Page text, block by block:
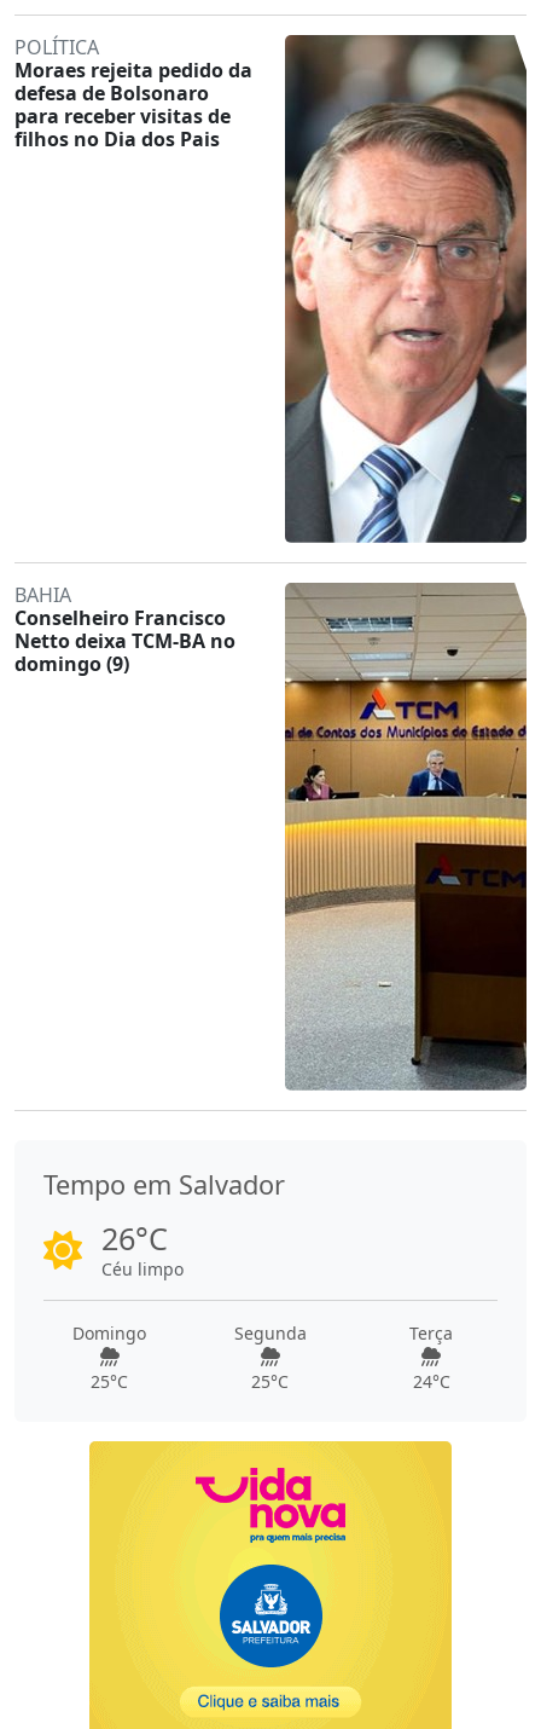
POLÍTICA
Moraes rejeita pedido da
defesa de Bolsonaro
para receber visitas de
filhos no Dia dos Pais
BAHIA
Conselheiro Francisco
Netto deixa TCM-BA no
domingo (9)
Tempo em Salvador
26°C
Céu limpo
Domingo
25°C
Segunda
25°C
Terça
24°C